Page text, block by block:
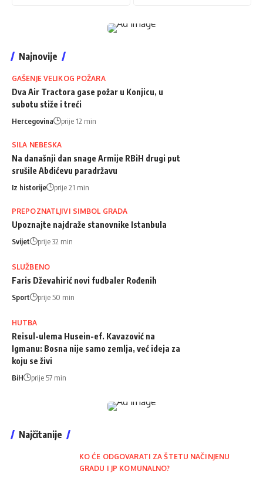
Najnovije
GAŠENJE VELIKOG POŽARA
Dva Air Tractora gase požar u Konjicu, u
subotu stiže i treći
Hercegovina prije 12 min
SILA NEBESKA
Na današnji dan snage Armije RBiH drugi put
srušile Abdićevu paradržavu
Iz historije prije 21 min
PREPOZNATLJIVI SIMBOL GRADA
Upoznajte najdraže stanovnike Istanbula
Svijet prije 32 min
SLUŽBENO
Faris Dževahirić novi fudbaler Rođenih
Sport prije 50 min
HUTBA
Reisul-ulema Husein-ef. Kavazović na
Igmanu: Bosna nije samo zemlja, već ideja za
koju se živi
BiH prije 57 min
Najčitanije
KO ĆE ODGOVARATI ZA ŠTETU NAČINJENU
GRADU I JP KOMUNALNO?